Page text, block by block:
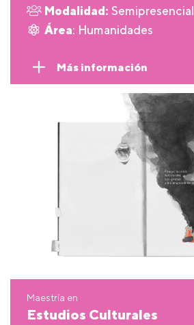
Modalidad: Semipresencial
Área: Humanidades
Más información
Maestría en
Estudios Culturales